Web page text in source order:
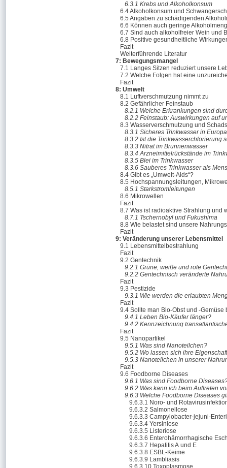
6.3.1 Krebs und Alkoholkonsum
6.4 Alkoholkonsum und
6.5 Angaben zu schädigenden
6.6 Können auch geringe
6.7 Sind auch alkoholfreier Wein und
6.8 Positive gesundheitliche
Fazit
Weiterführende Literatur
7: Bewegungsmangel
7.1 Langes Sitzen reduziert unsere
7.2 Welche Folgen hat eine
Fazit
8: Umwelt
8.1 Luftverschmutzung nimmt zu
8.2 Gefährlicher Feinstaub
8.2.1 Welche Erkrankungen sind
8.2.2 Feinstaub: Auswirkungen auf
8.3 Wasserverschmutzung und
8.3.1 Sicheres Trinkwasser in Europa
8.3.2 Ist die Trinkwasserchlorierung
8.3.3 Nitrat im Brunnenwasser
8.3.4 Arzneimittelrückstände im
8.3.5 Blei im Trinkwasser
8.3.6 Sauberes Trinkwasser als
8.4 Gibt es „Umwelt-Aids“?
8.5 Hochspannungsleitungen,
8.5.1 Starkstromleitungen
8.6 Mikrowellen
Fazit
8.7 Was ist radioaktive Strahlung und
8.7.1 Tschernobyl und Fukushima
8.8 Wie belastet sind unsere
Fazit
9: Veränderung unserer Lebensmittel
9.1 Lebensmittelbestrahlung
Fazit
9.2 Gentechnik
9.2.1 Grüne, weiße und rote
9.2.2 Gentechnisch veränderte
Fazit
9.3 Pestizide
9.3.1 Wie werden die erlaubten
Fazit
9.4 Sollte man Bio-Obst und -Gemüse
9.4.1 Leben Bio-Käufer länger?
9.4.2 Kennzeichnung
Fazit
9.5 Nanopartikel
9.5.1 Was sind Nanoteilchen?
9.5.2 Wo lassen sich ihre
9.5.3 Nanoteilchen in unserer
Fazit
9.6 Foodborne Diseases
9.6.1 Was sind Foodborne
9.6.2 Was kann ich beim Auftreten
9.6.3 Welche Foodborne Diseases
9.6.3.1 Noro- und
9.6.3.2 Salmonellose
9.6.3.3 Campylobacter-jejuni-
9.6.3.4 Yersiniose
9.6.3.5 Listeriose
9.6.3.6 Enterohämorrhagische
9.6.3.7 Hepatitis A und E
9.6.3.8 ESBL-Keime
9.6.3.9 Lambliasis
9.6.3.10 Toxoplasmose